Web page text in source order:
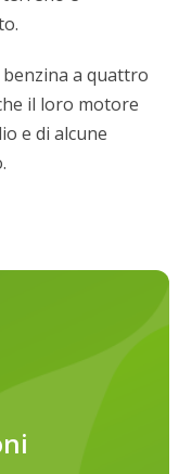
a quattro
il loro motore
e di alcune